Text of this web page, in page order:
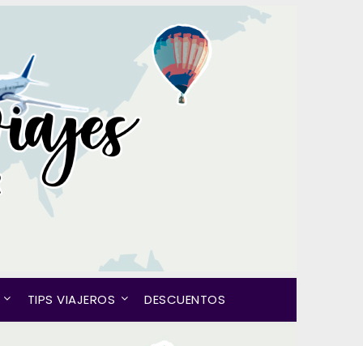
TIPS VIAJEROS DESCUENTOS